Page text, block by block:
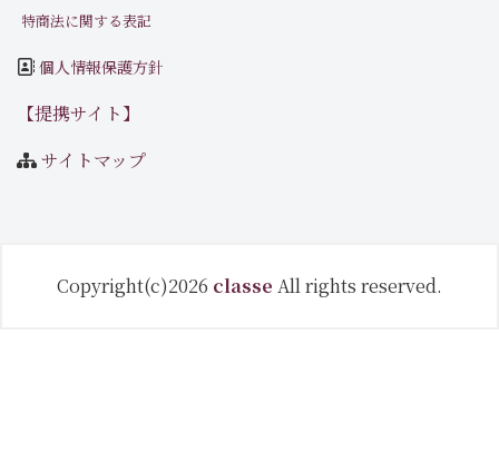
特商法に関する表記
個人情報保護方針
【提携サイト】
サイトマップ
Copyright(c)2026 classe All rights reserved.